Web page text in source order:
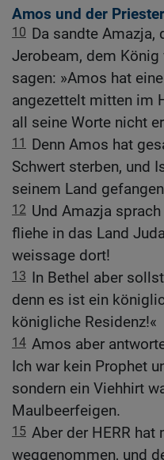
Amos und der
10 Da sandte Amazja,
Jerobeam, dem
sagen: »Amos hat
angezettelt mitten im
all seine Worte nicht
11
Denn Amos hat
Schwert sterben, und
seinem Land
12 Und Amazja sprach
fliehe in das Land
weissage dort!
13 In Bethel aber
denn es ist ein
königliche Residenz!«
14 Amos aber
Ich war kein Prophet
sondern ein Viehhirt
Maulbeerfeigen.
15 Aber der HERR hat
weggenommen, und